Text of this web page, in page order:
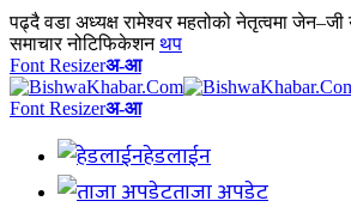
पढ्दै वडा अध्यक्ष रामेश्वर महतोको नेतृत्वमा जेन–जी
समाचार नोटिफिकेशन थप
Font Resizerअ-आ
Font Resizerअ-आ
हेडलाईन
ताजा अपडेट